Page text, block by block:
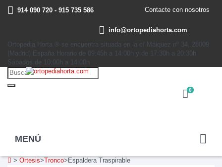
Contacte con nosotros
914 090 720 - 915 735 586
info@ortopediahorta.com
Ortopedia Horta ® se encuentra situada en la c/ Máiquez nº 34, 28009
(Madrid) España Horario de 09:45h a 14:00h y de 17:30h a 20:30h
Sábados de 10:00h a 14:00h
0
MENÚ
> Ortesis>Tronco> Espaldera Traspirable